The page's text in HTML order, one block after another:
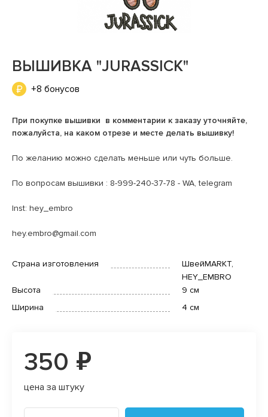
ВЫШИВКА "JURASSICK"
+8 бонусов
При покупке вышивки в комментарии к заказу уточняйте,
пожалуйста, на каком отрезе и месте делать вышивку!
По желанию можно сделать меньше или чуть больше.
По вопросам вышивки : 8-999-240-37-78 - WA, telegram
Inst: hey_embro
hey.embro@gmail.com
Страна изготовления
ШвейMARKT,
HEY_EMBRO
Высота
9 см
Ширина
4 см
350 ₽
цена за штуку